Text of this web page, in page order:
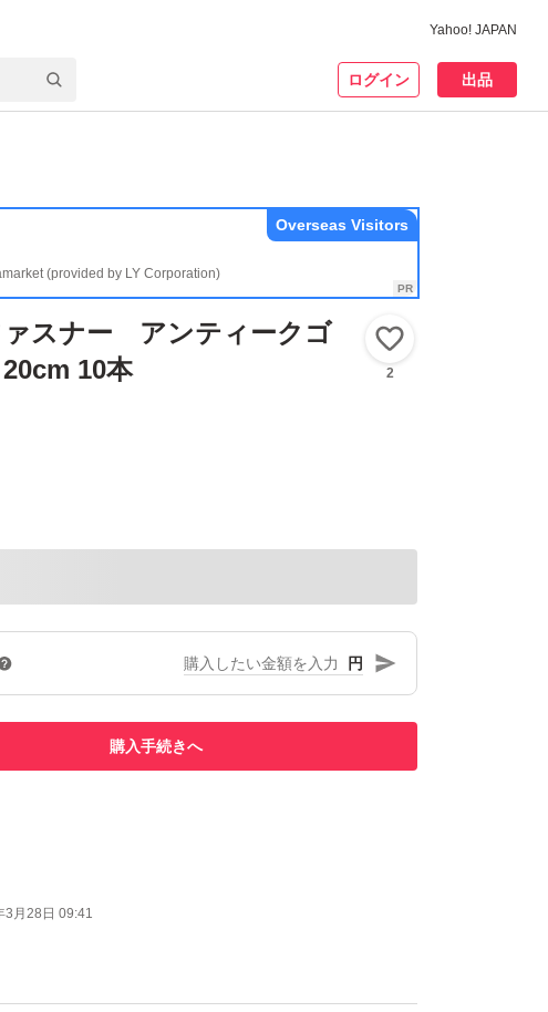
Yahoo! JAPAN
ログイン 出品
(provided by LY Corporation)
Overseas Visitors
ァスナー アンティークゴ
10本
2
円
購入手続きへ
3月28日 09:41